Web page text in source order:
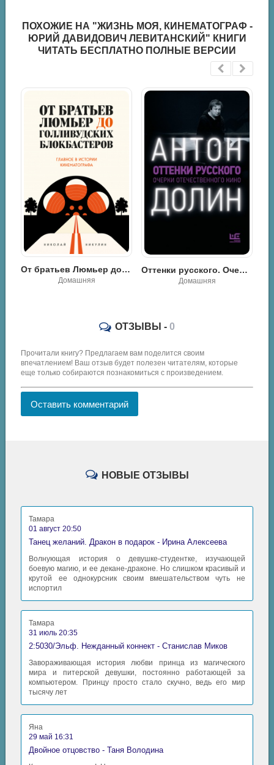
ПОХОЖИЕ НА "ЖИЗНЬ МОЯ, КИНЕМАТОГРАФ -
ЮРИЙ ДАВИДОВИЧ ЛЕВИТАНСКИЙ" КНИГИ
ЧИТАТЬ БЕСПЛАТНО ПОЛНЫЕ ВЕРСИИ
Оттенки русского. Очерки отечественного кино - Антон Долин
Домашняя
ОТЗЫВЫ - 0
Прочитали книгу? Предлагаем вам поделится своим
впечатлением! Ваш отзыв будет полезен читателям, которые
еще только собираются познакомиться с произведением.
Оставить комментарий
НОВЫЕ ОТЗЫВЫ
Тамара
01 август 20:50
Танец желаний. Дракон в подарок - Ирина Алексеева
Волнующая история о девушке-студентке, изучающей
боевую магию, и ее декане-драконе. Но слишком красивый и
крутой ее однокурсник своим вмешательством чуть не
испортил
Тамара
31 июль 20:35
2:5030/Эльф. Нежданный коннект - Станислав Миков
Завораживающая история любви принца из магического
мира и питерской девушки, постоянно работающей за
компьютером. Принцу просто стало скучно, ведь его мир
тысячу лет
Яна
29 май 16:31
Двойное отцовство - Таня Володина